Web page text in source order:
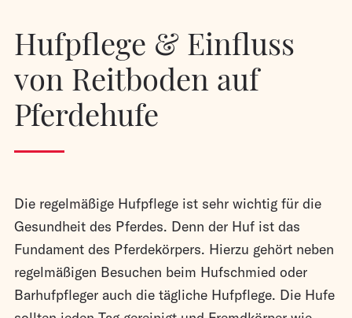
Hufpflege & Einfluss
von Reitboden auf
Pferdehufe
Die regelmäßige Hufpflege ist sehr wichtig für die
Gesundheit des Pferdes. Denn der Huf ist das
Fundament des Pferdekörpers. Hierzu gehört neben
regelmäßigen Besuchen beim Hufschmied oder
Barhufpfleger auch die tägliche Hufpflege. Die Hufe